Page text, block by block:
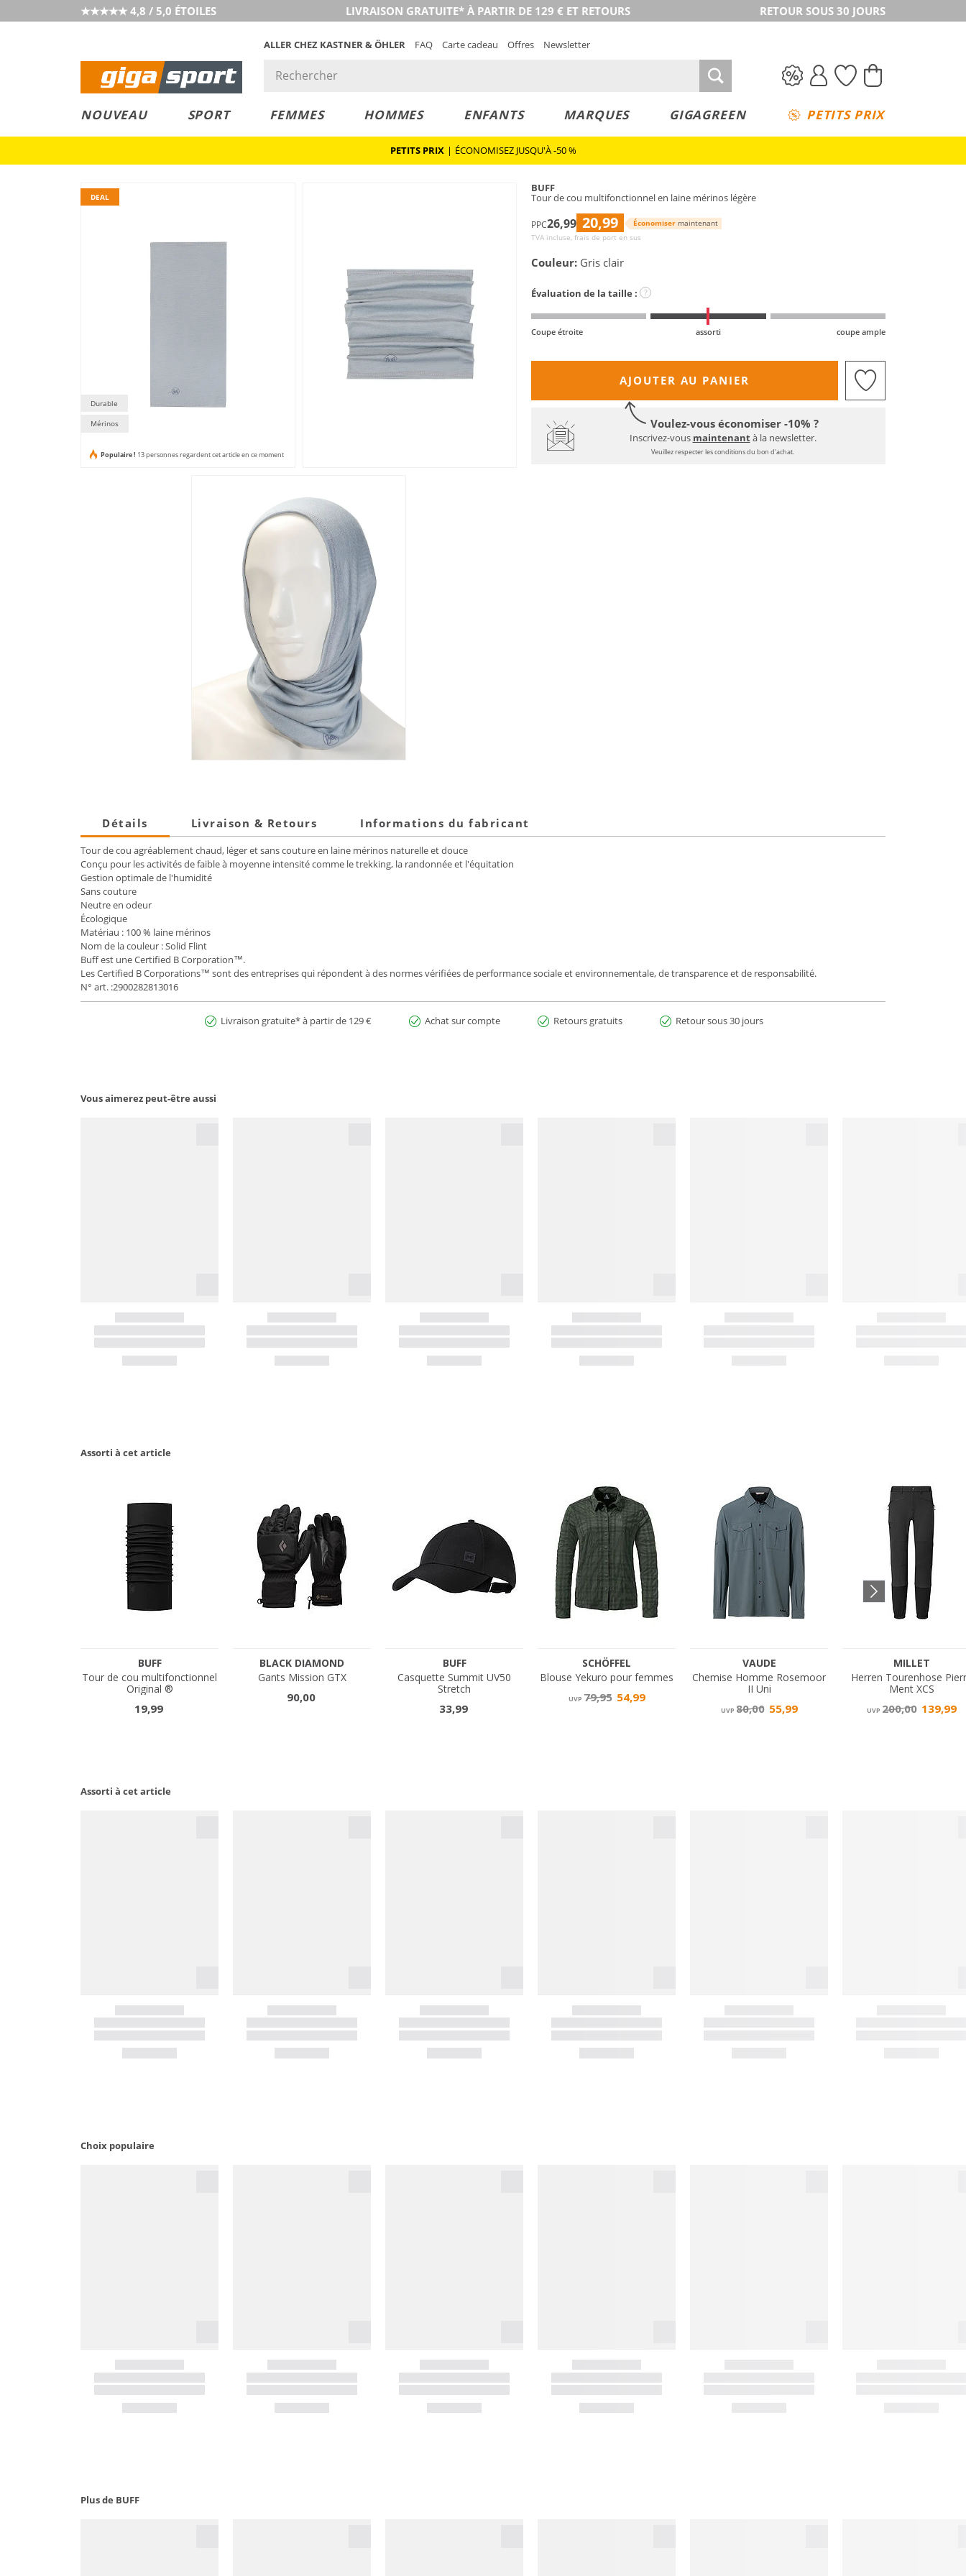
★★★★★ 4,8 / 5,0 ÉTOILES LIVRAISON GRATUITE* À PARTIR DE 129 € ET RETOURS RETOUR SOUS 30 JOURS
ALLER CHEZ KASTNER & ÖHLER FAQ Carte cadeau Offres Newsletter
NOUVEAU SPORT FEMMES HOMMES ENFANTS MARQUES GIGAGREEN PETITS PRIX
PETITS PRIX | ÉCONOMISEZ JUSQU'À -50 %
DEAL
Durable
Mérinos
Populaire ! 13 personnes regardent cet article en ce moment
BUFF
Tour de cou multifonctionnel en laine mérinos légère
PPC26,99 20,99 Économiser maintenant
TVA incluse, frais de port en sus
Couleur: Gris clair
Évaluation de la taille : ?
Coupe étroite assorti coupe ample
AJOUTER AU PANIER
Voulez-vous économiser -10% ?
Inscrivez-vous maintenantà la newsletter.
Veuillez respecter les conditions du bon d'achat.
Détails Livraison & Retours Informations du fabricant
Tour de cou agréablement chaud, léger et sans couture en laine mérinos naturelle et douce
Conçu pour les activités de faible à moyenne intensité comme le trekking, la randonnée et l'équitation
Gestion optimale de l'humidité
Sans couture
Neutre en odeur
Écologique
Matériau : 100 % laine mérinos
Nom de la couleur : Solid Flint
Buff est une Certified B Corporation™.
Les Certified B Corporations™ sont des entreprises qui répondent à des normes vérifiées de performance sociale et environnementale, de transparence et de responsabilité.
N° art. :2900282813016
Livraison gratuite* à partir de 129 € Achat sur compte Retours gratuits Retour sous 30 jours
Vous aimerez peut-être aussi
Assorti à cet article
Assorti à cet article
Choix populaire
Plus de BUFF